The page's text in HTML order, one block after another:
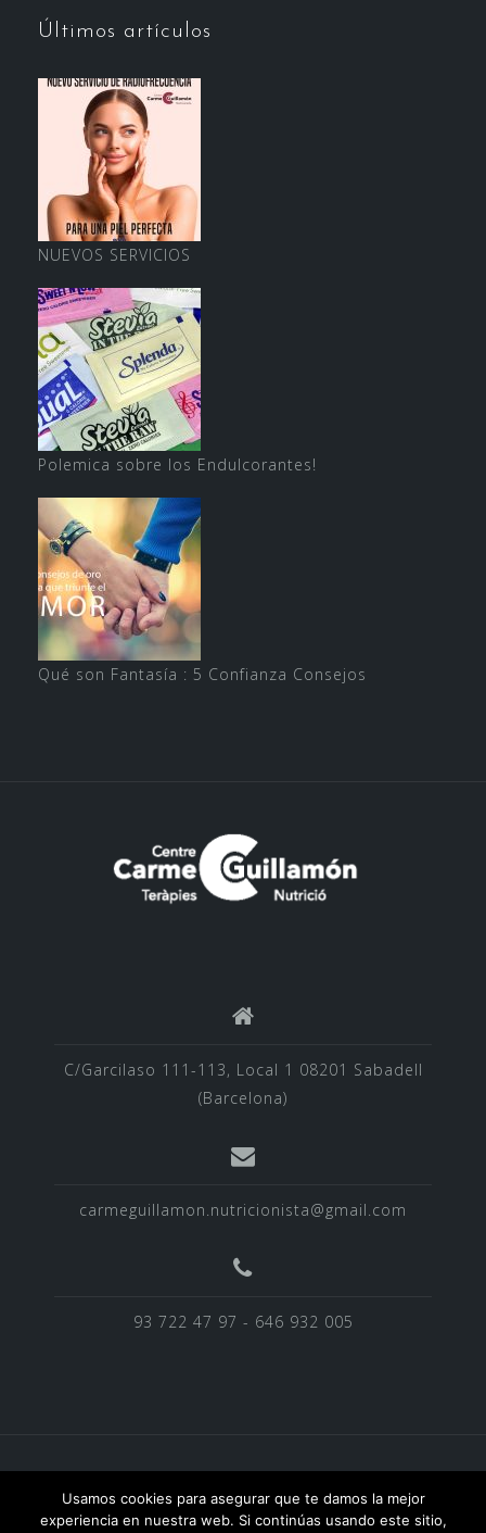
Últimos artículos
NUEVOS SERVICIOS
Polemica sobre los Endulcorantes!
Qué son Fantasía : 5 Confianza Consejos
C/Garcilaso 111-113, Local 1 08201 Sabadell
(Barcelona)
carmeguillamon.nutricionista@gmail.com
93 722 47 97 - 646 932 005
POLITICA DE PRIVACIDAD
SERVICIOS
Usamos cookies para asegurar que te damos la mejor
experiencia en nuestra web. Si continúas usando este sitio,